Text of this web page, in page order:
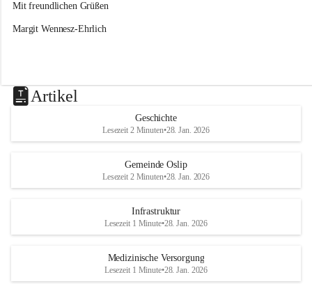
Mit freundlichen Grüßen
Margit Wennesz-Ehrlich
Artikel
Geschichte
Lesezeit 2 Minuten•28. Jan. 2026
Gemeinde Oslip
Lesezeit 2 Minuten•28. Jan. 2026
Infrastruktur
Lesezeit 1 Minute•28. Jan. 2026
Medizinische Versorgung
Lesezeit 1 Minute•28. Jan. 2026